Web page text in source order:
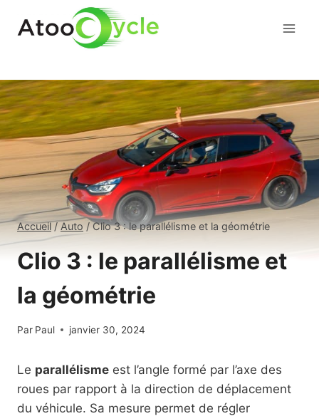
Accueil / Auto / Clio 3 : le parallélisme et la géométrie
Clio 3 : le parallélisme et
la géométrie
Par Paul janvier 30, 2024
Le parallélisme est l’angle formé par l’axe des
roues par rapport à la direction de déplacement
du véhicule. Sa mesure permet de régler